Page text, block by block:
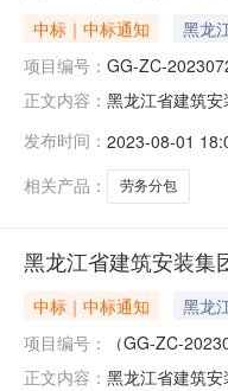
中标｜中标通知 黑龙
项目编号： GG-ZC-
正文内容： 黑龙江省建筑
004）四、采购
发布时间： 2023-08-01
相关产品：
劳务分包
黑龙江省建筑安装
中标｜中标通知 黑龙
项目编号：
（GG-ZC-
正文内容： 黑龙江省建筑